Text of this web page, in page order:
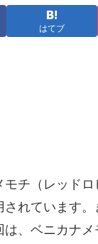
はてブ
チ（レッド
れています
、ベニカナ